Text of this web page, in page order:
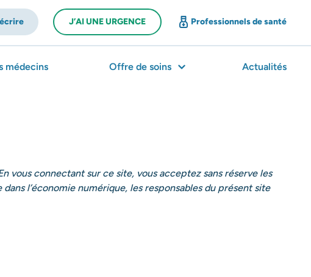
médecins Offre de soins Actualités
J’AI UNE URGENCE Professionnels de santé
vous connectant sur ce site, vous acceptez sans réserve les
l’économie numérique, les responsables du présent site